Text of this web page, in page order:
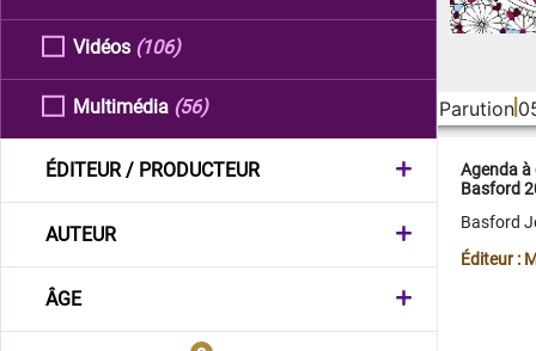
Vidéos (106)
Multimédia (56)
ÉDITEUR / PRODUCTEUR
AUTEUR
ÂGE
Parution
Agenda
Basford
Basford
Éditeur :